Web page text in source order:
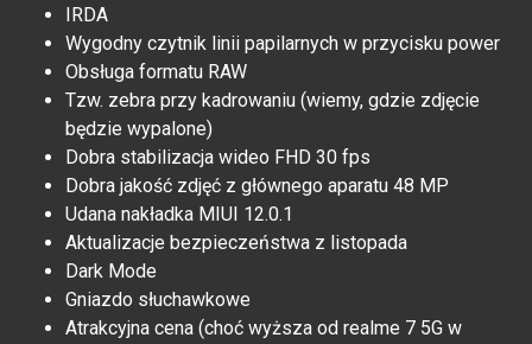
IRDA
Wygodny czytnik linii papilarnych w przycisku power
Obsługa formatu RAW
Tzw. zebra przy kadrowaniu (wiemy, gdzie zdjęcie
będzie wypalone)
Dobra stabilizacja wideo FHD 30 fps
Dobra jakość zdjęć z głównego aparatu 48 MP
Udana nakładka MIUI 12.0.1
Aktualizacje bezpieczeństwa z listopada
Dark Mode
Gniazdo słuchawkowe
Atrakcyjna cena (choć wyższa od realme 7 5G w